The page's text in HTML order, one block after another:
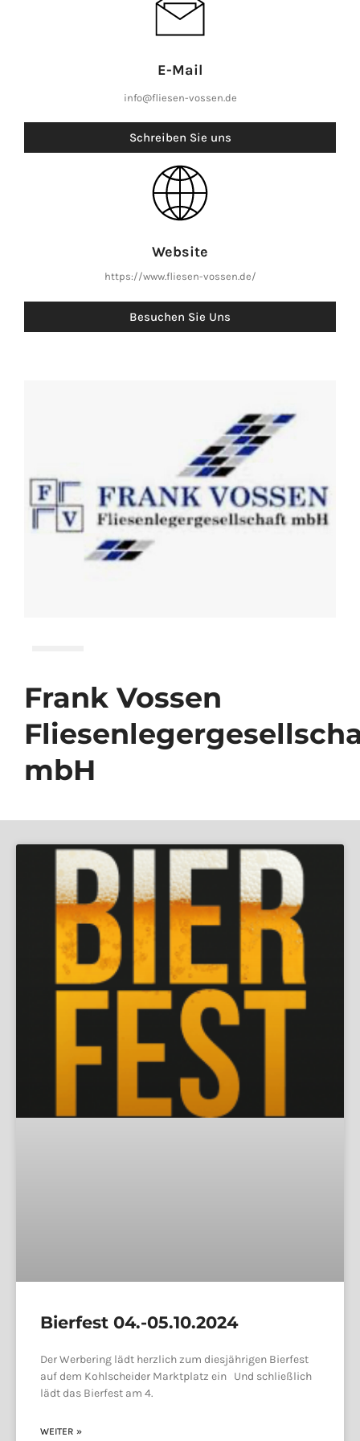
E-Mail
info@fliesen-vossen.de
Schreiben Sie uns
Website
https://www.fliesen-vossen.de/
Besuchen Sie Uns
Frank Vossen
mbH
Bierfest 04.-05.10.2024
Der Werbering lädt herzlich zum diesjährigen Bierfest
auf dem Kohlscheider Marktplatz ein Und schließlich
lädt das Bierfest am 4.
WEITER »